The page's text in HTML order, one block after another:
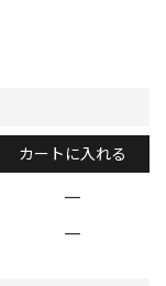
カートに入れる
—
—